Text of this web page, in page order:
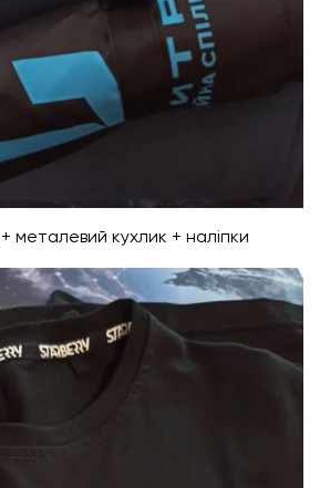
металевий кухлик + наліпки